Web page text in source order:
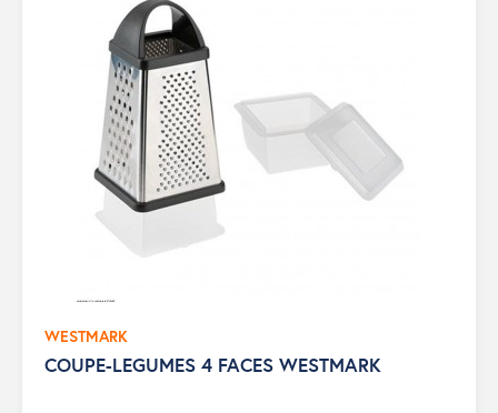
WESTMARK
COUPE-LEGUMES 4 FACES WESTMARK